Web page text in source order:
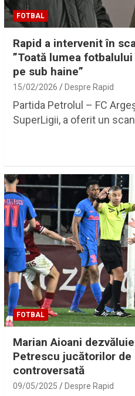
FOTBAL
Rapid a intervenit în
”Toată lumea
pe sub haine”
15/02/2026 Despre Rapid
Partida Petrolul – FC
SuperLigii, a oferit un
FOTBAL
Marian Aioani
Petrescu jucătorilor de
controversată
09/05/2025 Despre Rapid